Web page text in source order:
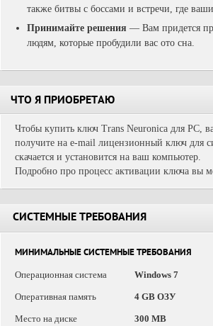
также битвы с боссами и встречи, где
Принимайте решения — Вам придется
людям, которые пробудили вас ото сна.
ЧТО Я ПРИОБРЕТАЮ
Чтобы купить ключ Trans Neuronica для PC,
получите на e-mail лицензионный ключ для
скачается и установится на ваш компьютер.
Подробно про процесс активации ключа вы
СИСТЕМНЫЕ ТРЕБОВАНИЯ
МИНИМАЛЬНЫЕ СИСТЕМНЫЕ ТРЕБОВАНИЯ
Операционная система
Windows 7
Оперативная память 4 GB ОЗУ
Место на диске 300 MB